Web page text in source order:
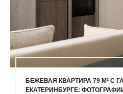
БЕЖЕВАЯ КВАРТИРА 79 М² С
ЕКАТЕРИНБУРГЕ: